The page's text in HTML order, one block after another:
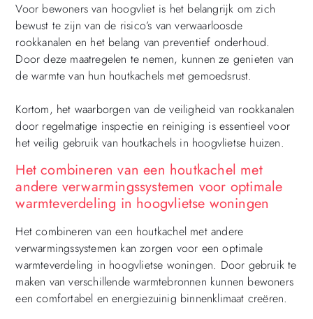
Voor bewoners van hoogvliet is het belangrijk om zich
bewust te zijn van de risico’s van verwaarloosde
rookkanalen en het belang van preventief onderhoud.
Door deze maatregelen te nemen, kunnen ze genieten van
de warmte van hun houtkachels met gemoedsrust.
Kortom, het waarborgen van de veiligheid van rookkanalen
door regelmatige inspectie en reiniging is essentieel voor
het veilig gebruik van houtkachels in hoogvlietse huizen.
Het combineren van een houtkachel met
andere verwarmingssystemen voor optimale
warmteverdeling in hoogvlietse woningen
Het combineren van een houtkachel met andere
verwarmingssystemen kan zorgen voor een optimale
warmteverdeling in hoogvlietse woningen. Door gebruik te
maken van verschillende warmtebronnen kunnen bewoners
een comfortabel en energiezuinig binnenklimaat creëren.